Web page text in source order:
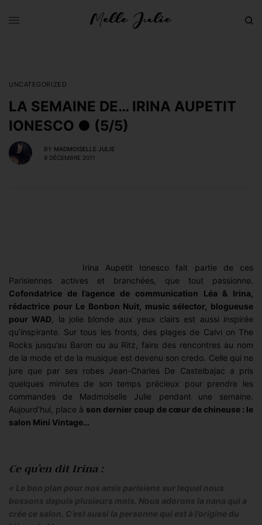
UNCATEGORIZED
LA SEMAINE DE… IRINA AUPETIT
IONESCO ● (5/5)
BY MADMOISELLE JULIE
9 DÉCEMBRE 2011
Irina Aupetit Ionesco fait partie de ces
Parisiennes actives et branchées, que tout passionne.
Cofondatrice de l’agence de communication Léa & Irina,
rédactrice pour Le Bonbon Nuit, music sélector, blogueuse
pour WAD , la jolie blonde aux yeux clairs est aussi inspirée
qu’inspirante. Sur tous les fronts, des plages de Calvi on The
Rocks jusqu’au Baron ou au Ritz, faire des rencontres au nom
de la mode et de la musique est devenu son credo. Celle qui ne
jure que par ses robes Jean-Charles De Castelbajac a pris
quelques minutes de son temps précieux pour prendre les
commandes de Madmoiselle Julie pendant une semaine.
Aujourd’hui, place à son dernier coup de cœur de chineuse : le
salon Mini Vintage…
Ce qu’en dit Irina :
« Le bon plan pour nos amis parisiens sur lequel nous
bossons depuis plusieurs mois. Nous adorons la nana qui a
crée ce salon. C’est aussi la personne qui est à l’origine du